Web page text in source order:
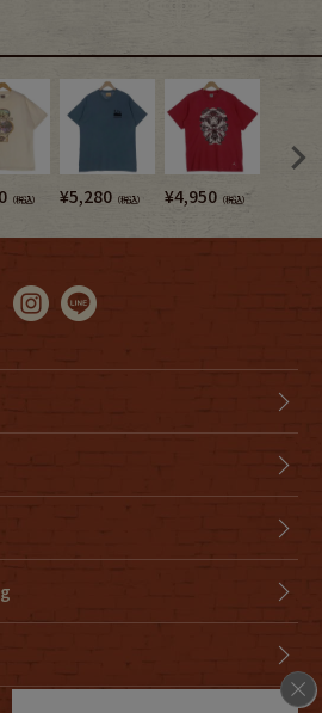
（税込） ¥5,280 （税込） ¥4,950 （税込）